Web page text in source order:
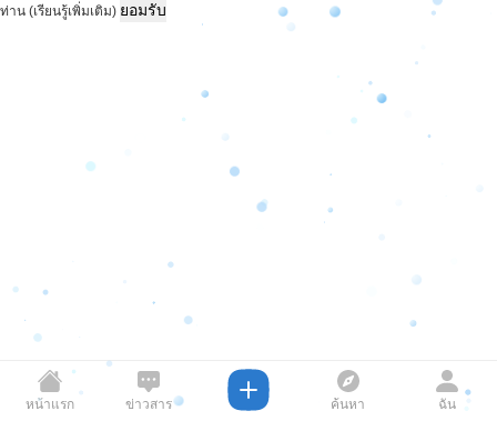
ท่าน (เรียนรู้เพิ่มเติม) ยอมรับ
หน้าแรก ข่าวสาร ค้นหา ฉัน